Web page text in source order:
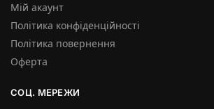
Мій акаунт
Політика конфіденційності
Політика повернення
Оферта
СОЦ. МЕРЕЖИ